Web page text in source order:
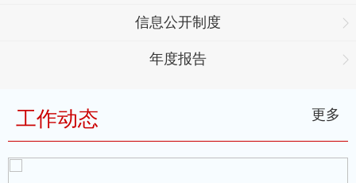
信息公开制度
年度报告
工作动态 更多